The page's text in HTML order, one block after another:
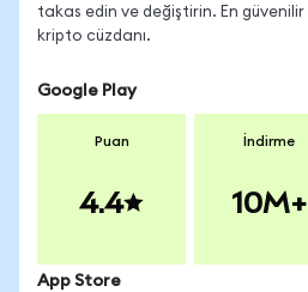
takas edin ve değiştirin. En güvenilir
kripto cüzdanı.
Google Play
Puan
4.4
İndirme
10M+
App Store